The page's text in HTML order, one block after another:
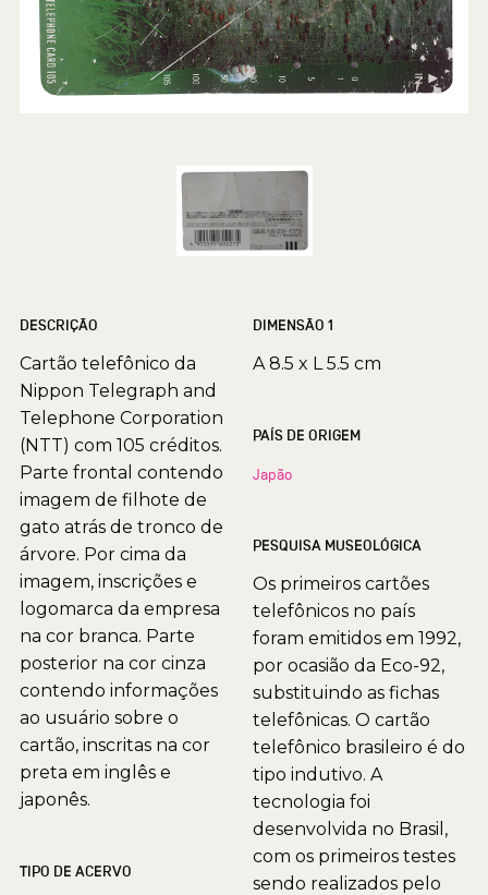
DESCRIÇÃO
Cartão telefônico da
Nippon Telegraph and
Telephone Corporation
(NTT) com 105 créditos.
Parte frontal contendo
imagem de filhote de
gato atrás de tronco de
árvore. Por cima da
imagem, inscrições e
logomarca da empresa
na cor branca. Parte
posterior na cor cinza
contendo informações
ao usuário sobre o
cartão, inscritas na cor
preta em inglês e
japonês.
TIPO DE ACERVO
DIMENSÃO 1
A 8.5 x L 5.5 cm
PAÍS DE ORIGEM
Japão
PESQUISA MUSEOLÓGICA
Os primeiros cartões
telefônicos no país
foram emitidos em 1992,
por ocasião da Eco-92,
substituindo as fichas
telefônicas. O cartão
telefônico brasileiro é do
tipo indutivo. A
tecnologia foi
desenvolvida no Brasil,
com os primeiros testes
sendo realizados pelo